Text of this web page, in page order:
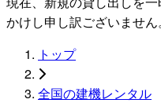
かけし申し訳ございません。
トップ
全国の建機レンタル